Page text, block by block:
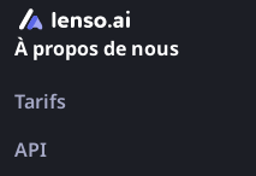
seule. Découvrons les
recherche inversée
À propos de nous
Tarifs
API